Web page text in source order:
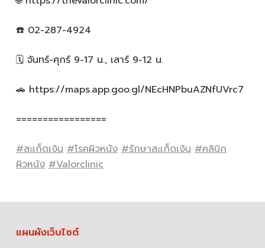
☎️ 02-287-4924
🗓️ จันทร์-ศุกร์ 9-17 น., เสาร์ 9-12 น.
🚗 https://maps.app.goo.gl/NEcHNPbuAZNfUVrc7
=================
#สะเก็ดเงิน #โรคผิวหนัง #รักษาสะเก็ดเงิน #คลินิก
ผิวหนัง #Valorclinic
แผนผังเว็บไซต์